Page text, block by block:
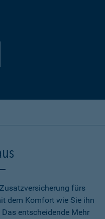
fürs
dem Komfort wie Sie ihn
entscheidende Mehr